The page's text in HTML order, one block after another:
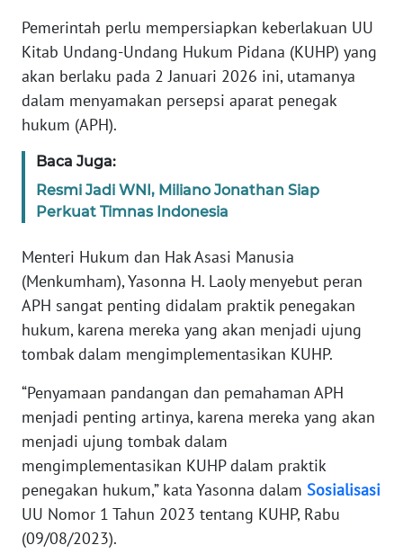
Pemerintah perlu mempersiapkan keberlakuan UU
Kitab Undang-Undang Hukum Pidana (KUHP) yang
akan berlaku pada 2 Januari 2026 ini, utamanya
dalam menyamakan persepsi aparat penegak
hukum (APH).
Baca Juga:
Resmi Jadi WNI, Miliano Jonathan Siap
Perkuat Timnas Indonesia
Menteri Hukum dan Hak Asasi Manusia
(Menkumham), Yasonna H. Laoly menyebut peran
APH sangat penting didalam praktik penegakan
hukum, karena mereka yang akan menjadi ujung
tombak dalam mengimplementasikan KUHP.
“Penyamaan pandangan dan pemahaman APH
menjadi penting artinya, karena mereka yang akan
menjadi ujung tombak dalam
mengimplementasikan KUHP dalam praktik
penegakan hukum,” kata Yasonna dalam Sosialisasi
UU Nomor 1 Tahun 2023 tentang KUHP, Rabu
(09/08/2023).
DISCLAIMER
News
Regional
SUMUT
WN
WN
JABAR
WN
BANTEN
WN
NTT
WN
KEPRI
WN